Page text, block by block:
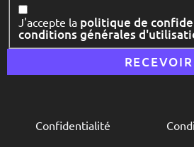
Consentement
J'accepte la politique de
conditions générales
Confidentialité